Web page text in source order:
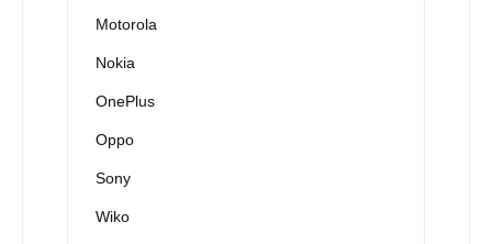
Motorola
Nokia
OnePlus
Oppo
Sony
Wiko